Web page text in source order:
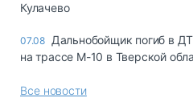
Кулачево
07.08 Дальнобойщик погиб в
на трассе М-10 в Тверской
Все новости